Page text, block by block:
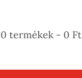
0 termékek 0 Ft